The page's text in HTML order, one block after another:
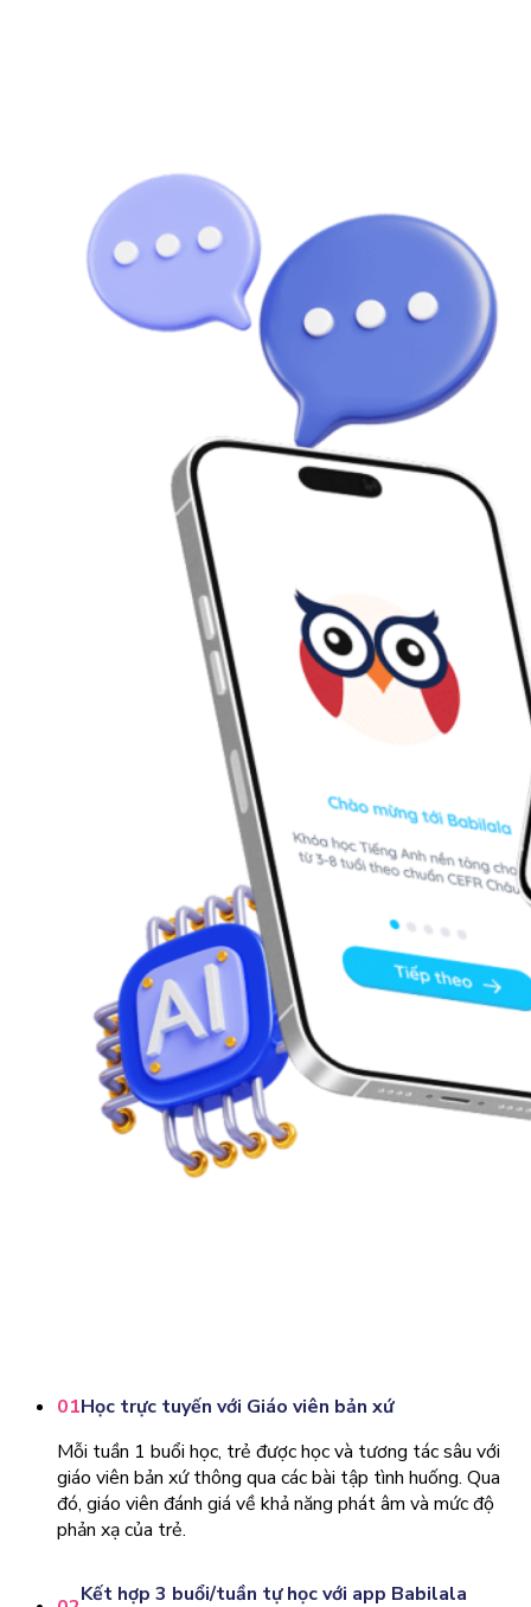
01Học trực tuyến với Giáo viên bản xứ
Mỗi tuần 1 buổi học, trẻ được học và tương tác sâu với
giáo viên bản xứ thông qua các bài tập tình huống. Qua
đó, giáo viên đánh giá về khả năng phát âm và mức độ
phản xạ của trẻ.
Kết hợp 3 buổi/tuần tự học với app Babilala